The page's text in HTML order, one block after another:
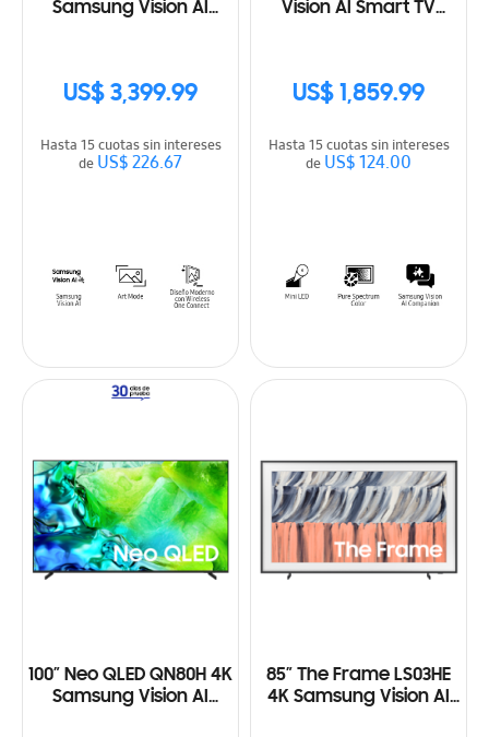
Samsung Vision AI
US$ 3,399.99
Hasta 15 cuotas sin intereses
deUS$ 226.67
Vision AI Smart TV
US$ 1,859.99
Hasta 15 cuotas sin intereses
deUS$ 124.00
100” Neo QLED QN80H 4K
Samsung Vision AI
85” The Frame LS03HE
4K Samsung Vision AI